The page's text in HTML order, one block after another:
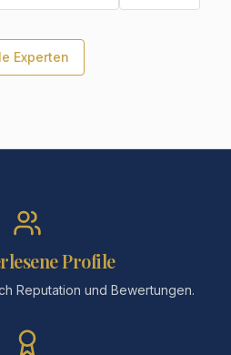
Experten
Profile
Reputation und Bewertungen.